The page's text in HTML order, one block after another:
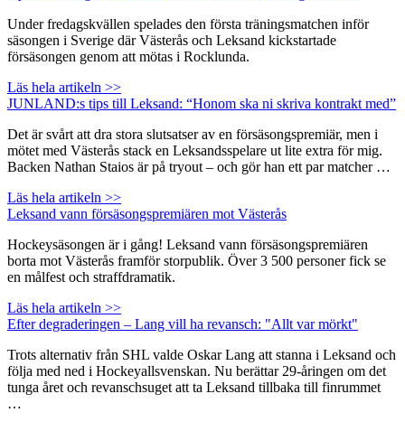
Under fredagskvällen spelades den första träningsmatchen inför
säsongen i Sverige där Västerås och Leksand kickstartade
försäsongen genom att mötas i Rocklunda.
Läs hela artikeln >>
JUNLAND:s tips till Leksand: “Honom ska ni skriva kontrakt med”
Det är svårt att dra stora slutsatser av en försäsongspremiär, men i
mötet med Västerås stack en Leksandsspelare ut lite extra för mig.
Backen Nathan Staios är på tryout – och gör han ett par matcher …
Läs hela artikeln >>
Leksand vann försäsongspremiären mot Västerås
Hockeysäsongen är i gång! Leksand vann försäsongspremiären
borta mot Västerås framför storpublik. Över 3 500 personer fick se
en målfest och straffdramatik.
Läs hela artikeln >>
Efter degraderingen – Lang vill ha revansch: "Allt var mörkt"
Trots alternativ från SHL valde Oskar Lang att stanna i Leksand och
följa med ned i Hockeyallsvenskan. Nu berättar 29-åringen om det
tunga året och revanschsuget att ta Leksand tillbaka till finrummet
…